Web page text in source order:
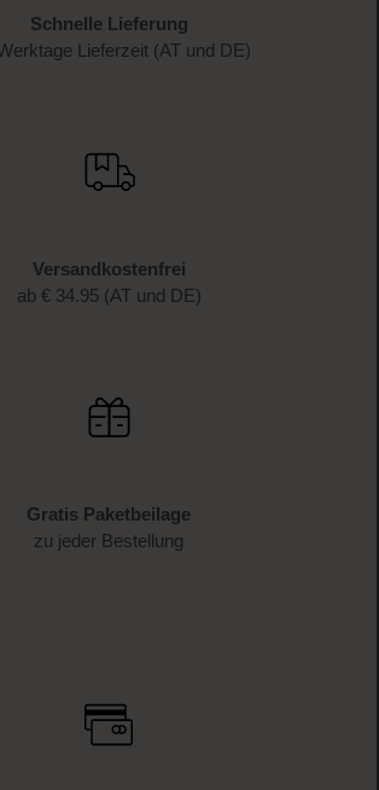
Schnelle Lieferung
Lieferzeit (AT und DE)
Versandkostenfrei
ab € 34.95 (AT und DE)
Gratis Paketbeilage
zu jeder Bestellung